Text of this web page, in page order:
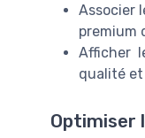
Associer
premium
Afficher
qualité
Optimiser